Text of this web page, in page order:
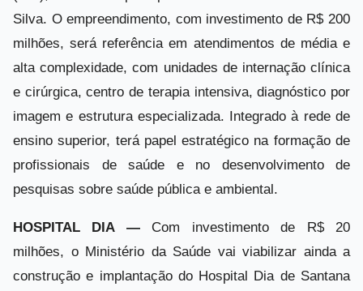
Silva. O empreendimento, com investimento de R$ 200
milhões, será referência em atendimentos de média e
alta complexidade, com unidades de internação clínica
e cirúrgica, centro de terapia intensiva, diagnóstico por
imagem e estrutura especializada. Integrado à rede de
ensino superior, terá papel estratégico na formação de
profissionais de saúde e no desenvolvimento de
pesquisas sobre saúde pública e ambiental.
HOSPITAL DIA —Com investimento de R$ 20
milhões, o Ministério da Saúde vai viabilizar ainda a
construção e implantação do Hospital Dia de Santana